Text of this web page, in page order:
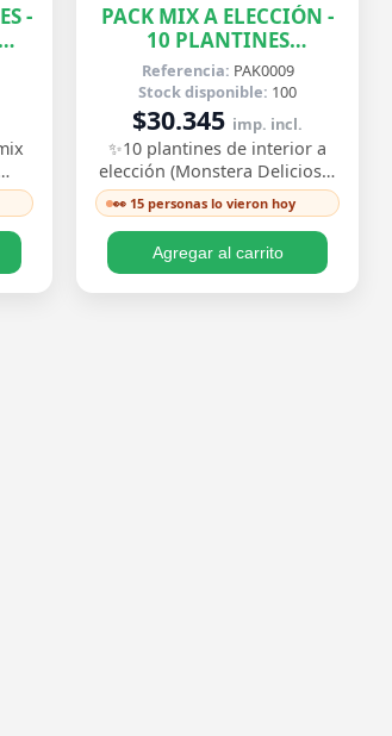
-
PACK MIX A ELECCIÓN -
10 PLANTINES
EXCLUSIVOS
Referencia: PAK0009
Stock disponible: 100
$30.345 imp. incl.
✨10 plantines de interior a
elección (Monstera Deliciosa,
Epipremnum Pinnatum
Variegata, Cordatum Lemon,
👀 15 personas lo vieron hoy
Agregar al carrito